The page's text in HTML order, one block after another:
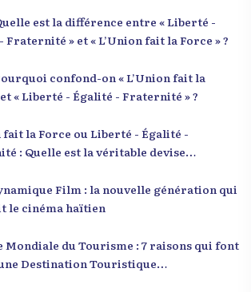
est la différence entre « Liberté -
Fraternité » et « L’Union fait la Force » ?
confond-on « L’Union fait la
« Liberté - Égalité - Fraternité » ?
fait la Force ou Liberté - Égalité -
: Quelle est la véritable devise
Film : la nouvelle génération qui
le cinéma haïtien
Mondiale du Tourisme : 7 raisons qui font
Destination Touristique